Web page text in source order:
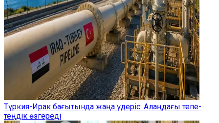
Түркия-Ирак бағытында жаңа үдеріс: Алаңдағы тепе-
теңдік өзгереді